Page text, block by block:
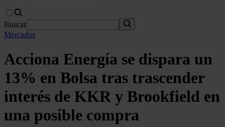
Buscar
Mercados
Acciona Energía se dispara un
13% en Bolsa tras trascender
interés de KKR y Brookfield en
una posible compra